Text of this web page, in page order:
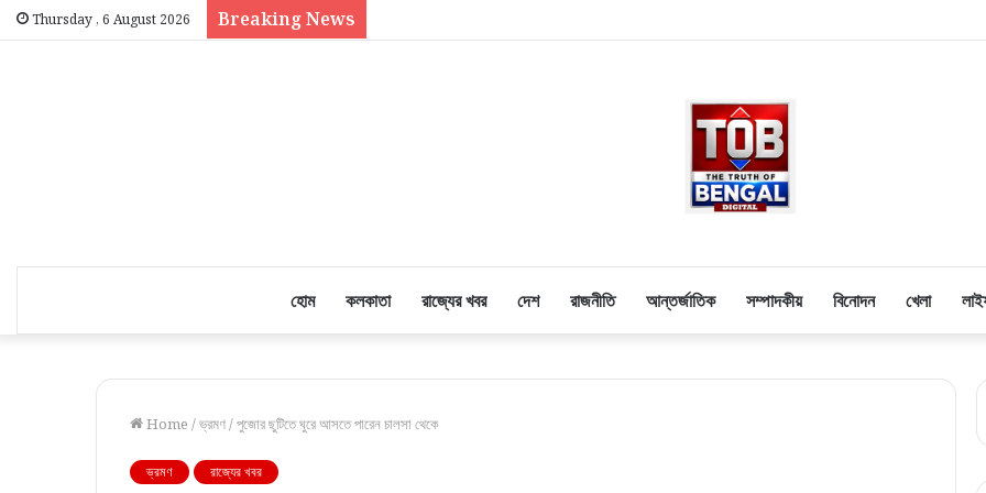
Thursday , 6 August 2026 Breaking News
হোম কলকাতা রাজ্যের খবর দেশ রাজনীতি আন্তর্জাতিক সম্পাদকীয় বিনোদন খেলা
Home /ভ্রমণ/পুজোর ছুটিতে ঘুরে আসতে পারেন চালসা থেকে
ভ্রমণ রাজ্যের খবর